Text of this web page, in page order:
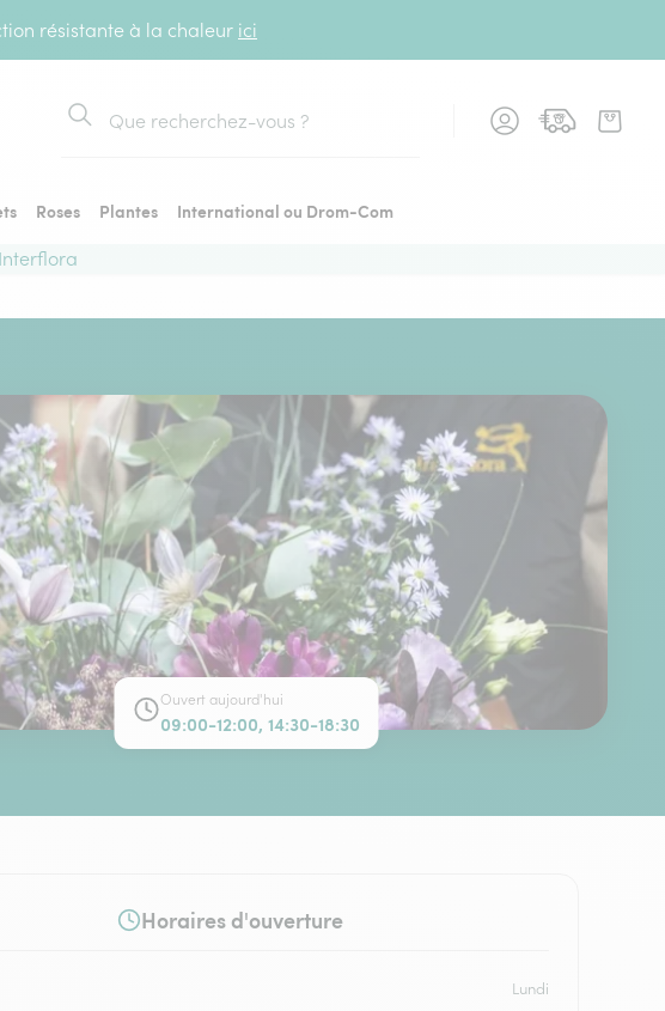
résistante à la chaleur ici
Rechercher
Roses Plantes
International ou Drom-Com
Ouvert aujourd'hui
09:00-12:00, 14:30-18:30
Horaires d'ouverture
Lundi